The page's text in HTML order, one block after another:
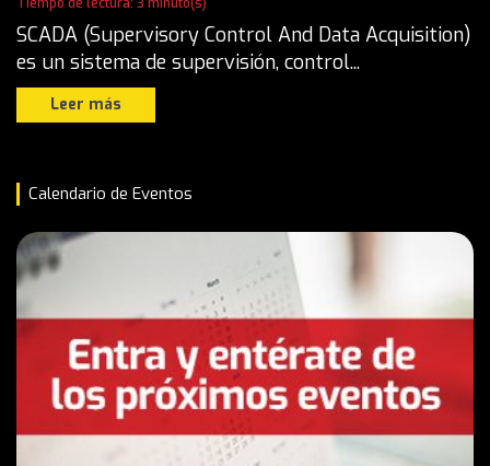
SCADA (Supervisory Control And Data Acquisition)
es un sistema de supervisión, control...
Leer más
Calendario de Eventos